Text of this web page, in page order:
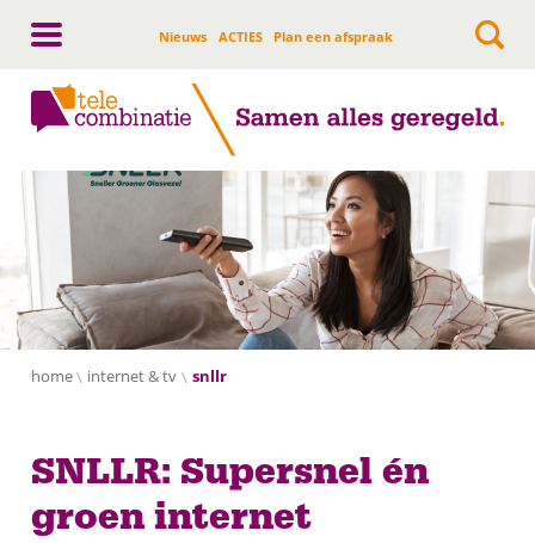
Nieuws ACTIES Plan een afspraak
Hoofdnavigatie
home internet & tv snllr
SNLLR: Supersnel én
groen internet